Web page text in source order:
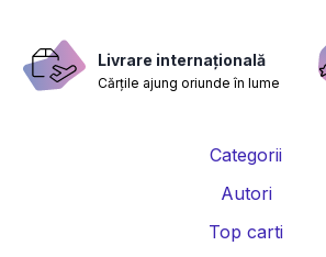
Livrare internațională
Cărțile ajung oriunde în lume
Categorii
Autori
Top carti